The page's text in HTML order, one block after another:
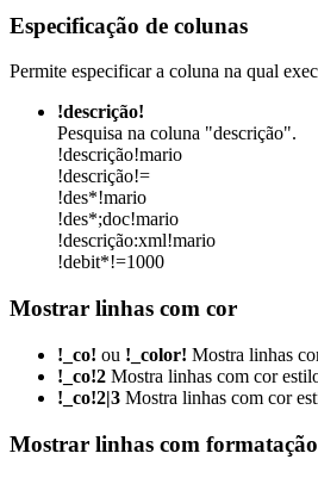
Especificação de colunas
Permite especificar a coluna na qual
!descrição!
Pesquisa na coluna "descrição".
!descrição!mario
!descrição!=
!des*!mario
!des*;doc!mario
!descrição:xml!mario
!debit*!=1000
Mostrar linhas com cor
!_co! ou !_color! Mostra linhas
!_co!2 Mostra linhas com cor
!_co!2|3 Mostra linhas com cor
Mostrar linhas com formatação